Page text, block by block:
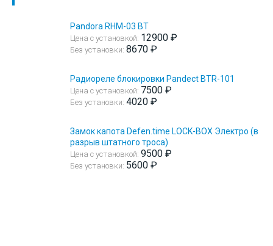
Pandora RHM-03 BT
Цена с установкой: 12900 ₽
Без установки: 8670 ₽
Радиореле блокировки Pandect BTR-101
Цена с установкой: 7500 ₽
Без установки: 4020 ₽
Замок капота Defen.time LOCK-BOX Электро (в
разрыв штатного троса)
Цена с установкой: 9500 ₽
Без установки: 5600 ₽